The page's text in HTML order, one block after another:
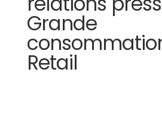
Grande
Retail